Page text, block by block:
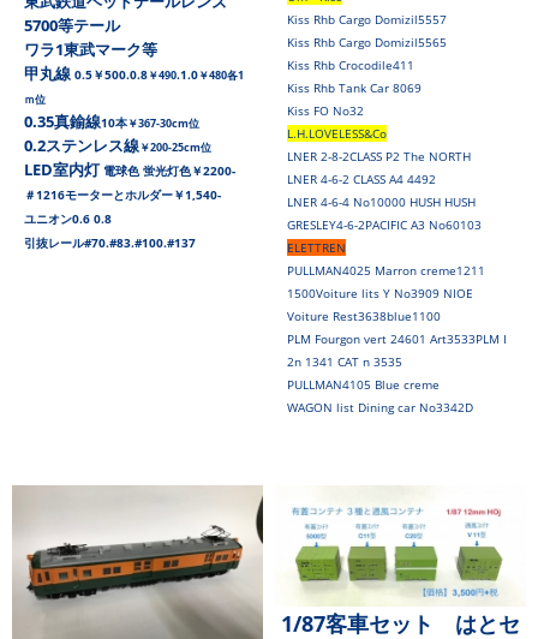
5700等テール
ワラ1東武マーク等
甲丸線 0.5￥500.0.8￥490.1.0￥480各1
ｍ位
0.35真鍮線10本￥367-30cm位
0.2ステンレス線￥200-25cm位
LED室内灯 電球色 蛍光灯色￥2200-
＃1216モーターとホルダー￥1,540-
ユニオン0.6 0.8
引抜レール#70.#83.#100.#137
Kiss Rhb Cargo Domizil5557
Kiss Rhb Cargo Domizil5565
Kiss Rhb Crocodile411
Kiss Rhb Tank Car 8069
Kiss FO No32
L.H.LOVELESS&Co
LNER 2-8-2CLASS P2 The NORTH
LNER 4-6-2 CLASS A4 4492
LNER 4-6-4 No10000 HUSH HUSH
GRESLEY4-6-2PACIFIC A3 No60103
ELETTREN
PULLMAN4025 Marron creme1211
1500Voiture lits Y No3909 NIOE
Voiture Rest3638blue1100
PLM Fourgon vert 24601 Art3533PLM I
2n 1341 CAT n 3535
PULLMAN4105 Blue creme
WAGON list Dining car No3342D
1/87客車セット はとセ